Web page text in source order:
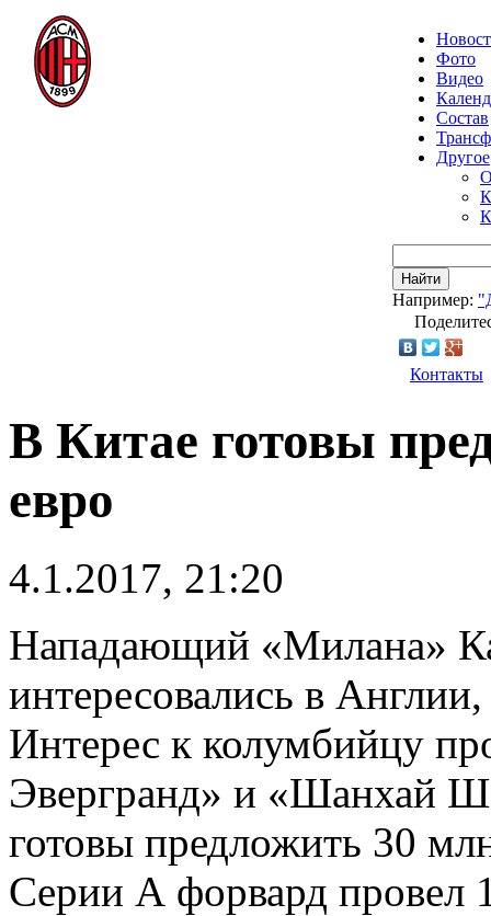
Фото
Видео
Состав
Другое
Найти
Например:
Контакты
В Китае готовы
евро
4.1.2017, 21:20
Нападающий «Милана»
интересовались в
Интерес к колумбийцу
Эвергранд» и «Шанхай
готовы предложить 30
Серии А форвард провел